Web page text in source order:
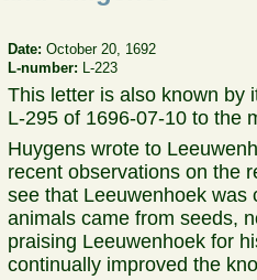
Date:October 20, 1692
L-number:
L-223
This letter is also known by
L-295 of 1696-07-10 to the
Huygens wrote to
recent observations on the
see that Leeuwenhoek was
animals came from seeds,
praising Leeuwenhoek for
continually improved the